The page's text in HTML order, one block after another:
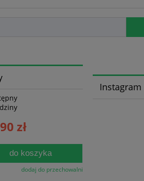
zł
do koszyka
dodaj do przechowalni
Instagram